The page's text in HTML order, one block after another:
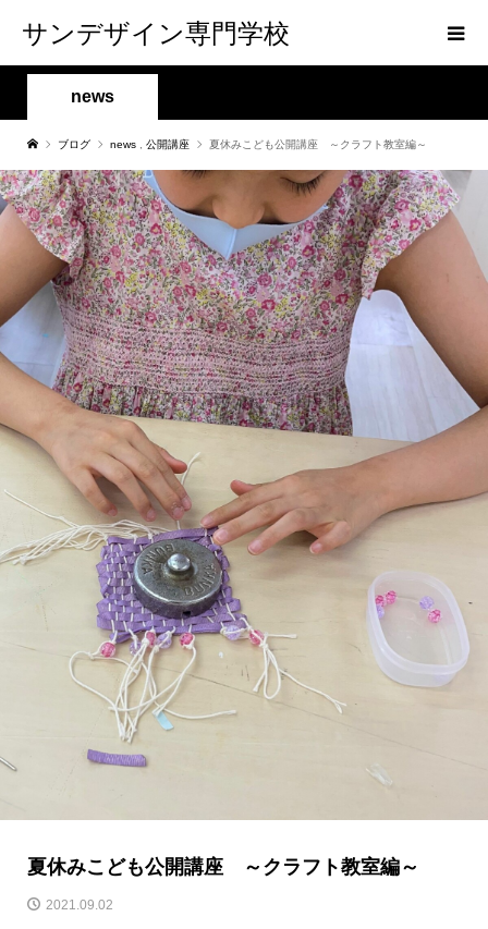
サンデザイン専門学校
news
ブログ news 公開講座 夏休みこども公開講座 ～クラフト教室編～
夏休みこども公開講座 ～クラフト教室編～
2021.09.02